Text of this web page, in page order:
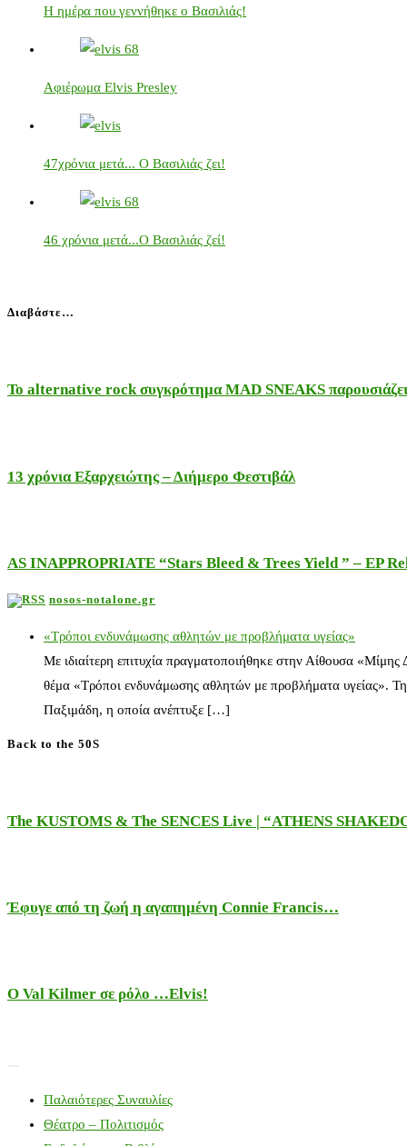
Η ημέρα που γεννήθηκε ο Βασιλιάς!
Αφιέρωμα Elvis Presley
47χρόνια μετά... Ο Βασιλιάς ζει!
46 χρόνια μετά...Ο Βασιλιάς ζεί!
Διαβάστε…
Το alternative rock συγκρότημα MAD SNEAKS
13 χρόνια Εξαρχειώτης – Διήμερο Φεστιβάλ
AS INAPPROPRIATE “Stars Bleed & Trees Yield ” – EP
nosos-notalone.gr
«Τρόποι ενδυνάμωσης αθλητών με προβλήματα υγείας»
Με ιδιαίτερη επιτυχία πραγματοποιήθηκε στην Αίθουσα
θέμα «Τρόποι ενδυνάμωσης αθλητών με προβλήματα υγείας».
Παξιμάδη, η οποία ανέπτυξε […]
Back to the 50S
The KUSTOMS & The SENCES Live | “ATHENS
Έφυγε από τη ζωή η αγαπημένη Connie Francis…
Ο Val Kilmer σε ρόλο …Elvis!
Παλαιότερες Συναυλίες
Θέατρο – Πολιτισμός